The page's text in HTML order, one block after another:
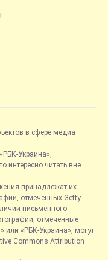
в сфере медиа —
Украина»,
интересно читать вне
принадлежат их
отмеченных Getty
письменного
отмеченные
или «РБК-Украина», могут
Commons Attribution